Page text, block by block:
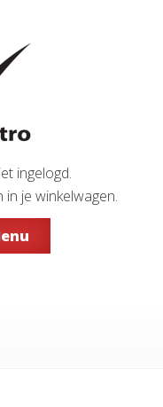
ingelogd.
in je winkelwagen.